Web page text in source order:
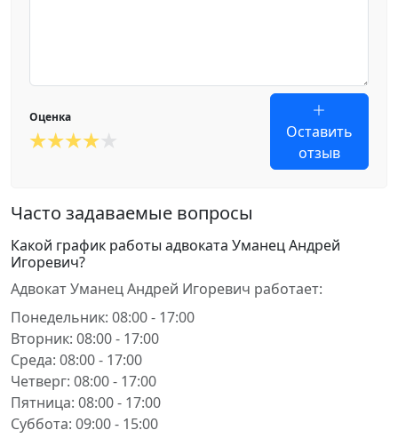
Оценка
Оставить
отзыв
Часто задаваемые вопросы
Какой график работы адвоката Уманец Андрей
Игоревич?
Адвокат Уманец Андрей Игоревич работает:
Понедельник: 08:00 - 17:00
Вторник: 08:00 - 17:00
Среда: 08:00 - 17:00
Четверг: 08:00 - 17:00
Пятница: 08:00 - 17:00
Суббота: 09:00 - 15:00